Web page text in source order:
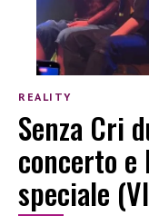
REALITY
Senza Cri
concerto e
speciale